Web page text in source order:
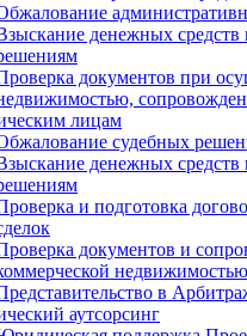
денежных средств
документов при
лицам
судебных
денежных средств
и подготовка
документов и
недвижимостью
в
аутсорсинг